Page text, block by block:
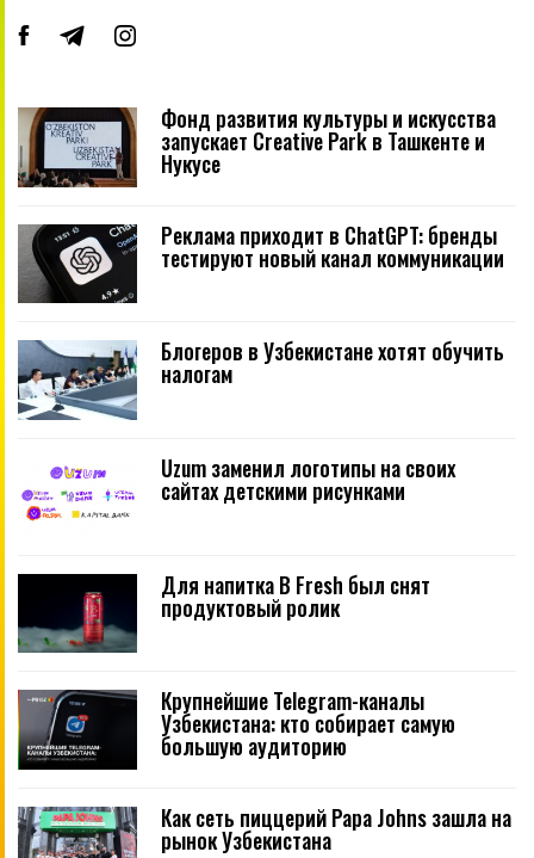
Фонд развития культуры и искусства
запускает Creative Park в Ташкенте и
Нукусе
Реклама приходит в ChatGPT: бренды
тестируют новый канал коммуникации
Блогеров в Узбекистане хотят обучить
налогам
Uzum заменил логотипы на своих
сайтах детскими рисунками
Для напитка B Fresh был снят
продуктовый ролик
Крупнейшие Telegram-каналы
Узбекистана: кто собирает самую
большую аудиторию
Как сеть пиццерий Papa Johns зашла на
рынок Узбекистана